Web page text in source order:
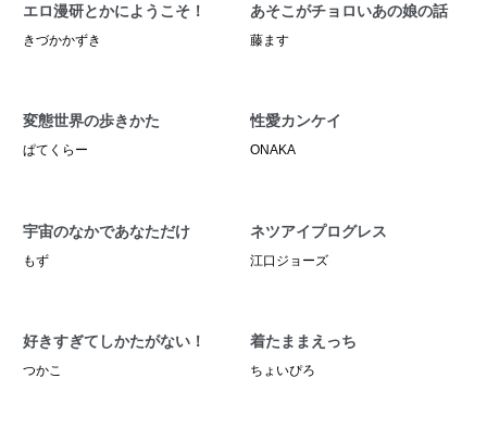
エロ漫研とかにようこそ！
きづかかずき
あそこがチョロいあの娘の話
藤ます
変態世界の歩きかた
ぱてくらー
性愛カンケイ
ONAKA
宇宙のなかであなただけ
もず
ネツアイプログレス
江口ジョーズ
好きすぎてしかたがない！
つかこ
着たままえっち
ちょいぴろ